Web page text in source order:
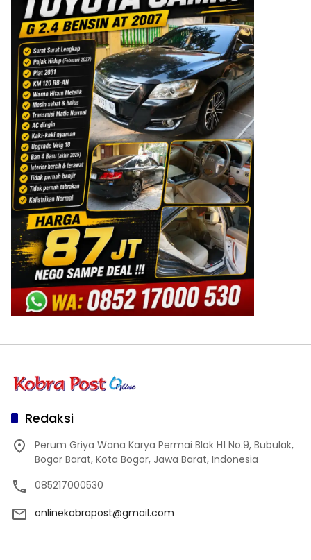
Redaksi
Perum Griya Wana Karya Permai Blok H1 No.9, Bubulak,
Bogor Barat, Kota Bogor, Jawa Barat, Indonesia
085217000530
onlinekobrapost@gmail.com